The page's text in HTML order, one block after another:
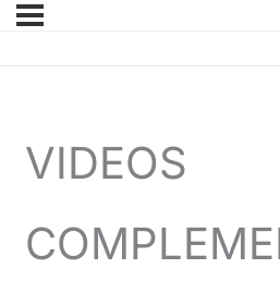
VIDEOS